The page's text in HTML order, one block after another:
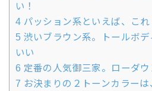
い！
4 パッション系といえば、これ
5 渋いブラウン系。トールボ
いい
6 定番の人気御三家。ローダウ
7 お決まりの２トーンカラー